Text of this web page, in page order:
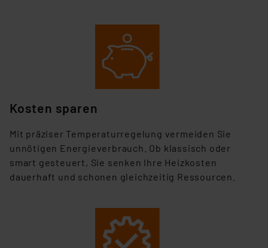
Kosten sparen
Mit präziser Temperaturregelung vermeiden Sie
unnötigen Energieverbrauch. Ob klassisch oder
smart gesteuert, Sie senken Ihre Heizkosten
dauerhaft und schonen gleichzeitig Ressourcen.